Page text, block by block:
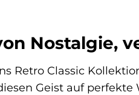
Nostalgie,
Retro Classic
Geist auf